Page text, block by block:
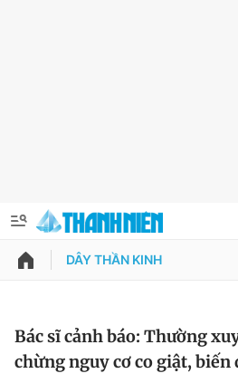
QUẢNG CÁO
Thông tin tài khoản
Đổi mật khẩu
DÂY THẦN KINH
Bác sĩ cảnh báo: Thường
chừng nguy cơ co giật, biến